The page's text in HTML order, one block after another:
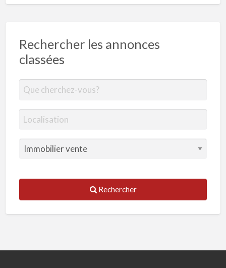
Rechercher les annonces
classées
Rechercher